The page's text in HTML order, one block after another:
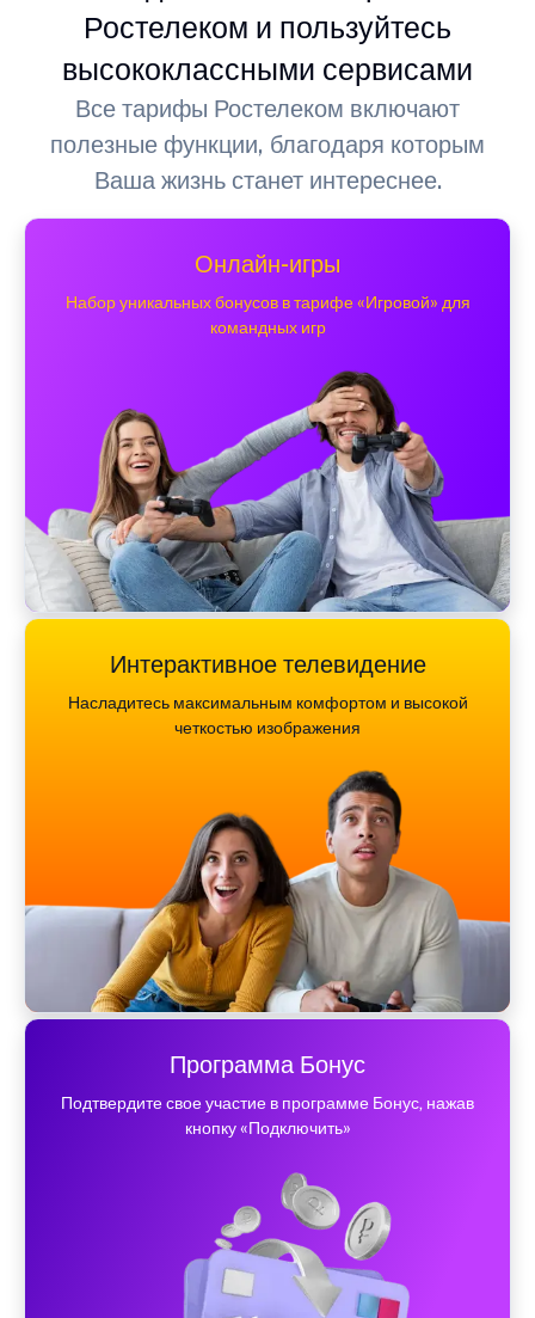
Ростелеком и пользуйтесь
высококлассными сервисами
Все тарифы Ростелеком включают
полезные функции, благодаря которым
Ваша жизнь станет интереснее.
Онлайн-игры
Набор уникальных бонусов в тарифе «Игровой» для
командных игр
Интерактивное телевидение
Насладитесь максимальным комфортом и высокой
четкостью изображения
Программа Бонус
Подтвердите свое участие в программе Бонус, нажав
кнопку «Подключить»